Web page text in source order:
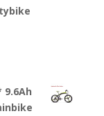
9.6Ah